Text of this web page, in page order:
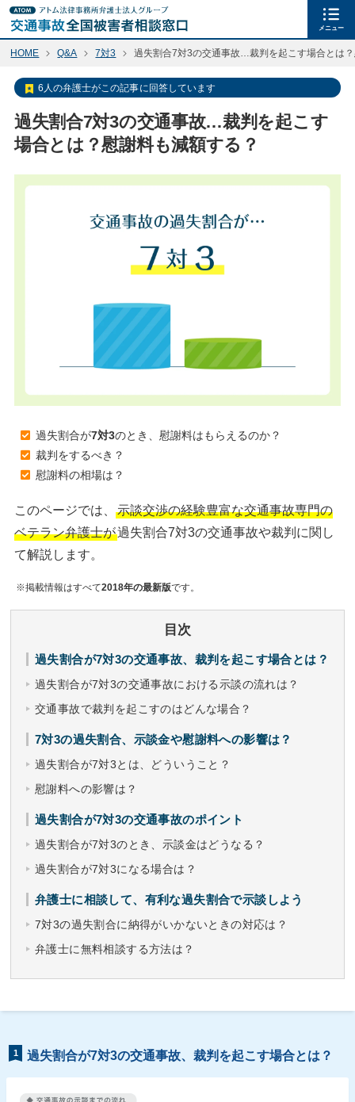
メニュー
HOME Q&A 7対3 過失割合7対3の交通事故…裁判を起こす場合とは
6人の弁護士がこの記事に回答しています
過失割合7対3の交通事故…裁判を起こす
場合とは？慰謝料も減額する？
過失割合が7対3のとき、慰謝料はもらえるのか？
裁判をするべき？
慰謝料の相場は？
このページでは、
示談交渉の経験豊富な交通事故専門の
ベテラン弁護士が過失割合7対3の交通事故や裁判に関し
て解説します。
※掲載情報はすべて2018年の最新版です。
目次
過失割合が7対3の交通事故、裁判を起こす場合とは？
過失割合が7対3の交通事故における示談の流れは？
交通事故で裁判を起こすのはどんな場合？
7対3の過失割合、示談金や慰謝料への影響は？
過失割合が7対3とは、どういうこと？
慰謝料への影響は？
過失割合が7対3の交通事故のポイント
過失割合が7対3のとき、示談金はどうなる？
過失割合が7対3になる場合は？
弁護士に相談して、有利な過失割合で示談しよう
7対3の過失割合に納得がいかないときの対応は？
弁護士に無料相談する方法は？
1 過失割合が7対3の交通事故、裁判を起こす場合とは？